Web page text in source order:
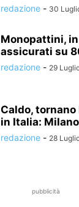
redazione - 30
Monopattini,
assicurati su
redazione - 29
Caldo,
in Italia:
redazione - 28
pubblicità